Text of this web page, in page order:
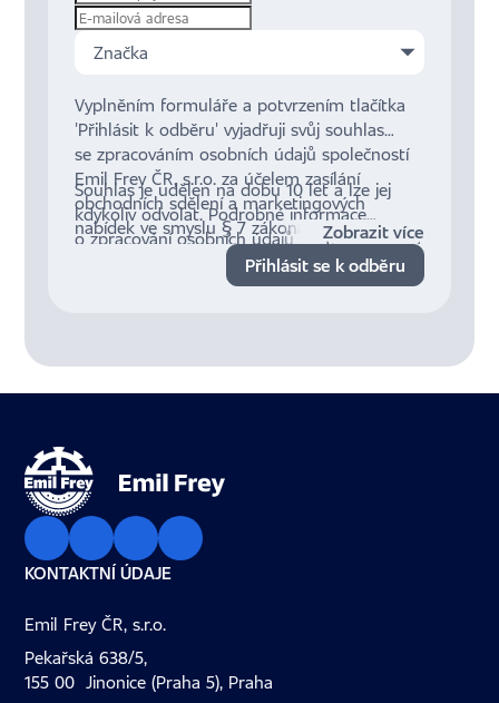
Značka
Vyplněním formuláře a potvrzením tlačítka
'Přihlásit k odběru' vyjadřuji svůj souhlas
se zpracováním osobních údajů společností
Emil Frey ČR, s.r.o. za účelem zasílání
obchodních sdělení a marketingových
nabídek ve smyslu § 7 zákona č. 480/2004
Sb., o některých službách informační
Souhlas je udělen na dobu 10 let a lze jej
kdykoliv odvolat. Podrobné informace
o zpracování osobních údajů a mých právech
Zobrazit více
Přihlásit se k odběru
KONTAKTNÍ ÚDAJE
Emil Frey ČR, s.r.o.
Pekařská 638/5,
155 00 Jinonice (Praha 5), Praha